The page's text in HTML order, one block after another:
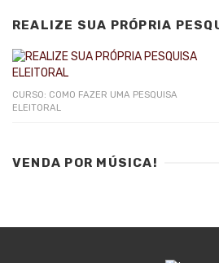
REALIZE SUA PRÓPRIA
CURSO: COMO FAZER UMA PESQUISA
ELEITORAL
VENDA POR MÚSICA!